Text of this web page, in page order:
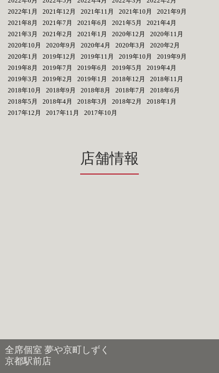
2022年1月
2021年12月 2021年11月 2021年10月
2021年9月
2021年8月
2021年7月 2021年6月 2021年5月
2021年4月
2021年3月
2021年2月 2021年1月 2020年12月
2020年11月
2020年10月
2020年9月 2020年4月 2020年3月
2020年2月
2020年1月
2019年12月 2019年11月 2019年10月
2019年9月
2019年8月
2019年7月 2019年6月 2019年5月
2019年4月
2019年3月
2019年2月 2019年1月 2018年12月
2018年11月
2018年10月
2018年9月 2018年8月 2018年7月
2018年6月
2018年5月
2018年4月 2018年3月 2018年2月
2018年1月
2017年12月
2017年11月 2017年10月
店舗情報
全席個室 夢や京町しずく
京都駅前店